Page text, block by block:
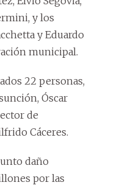
y los
y Eduardo
municipal.
22 personas,
Óscar
de
Cáceres.
daño
por las